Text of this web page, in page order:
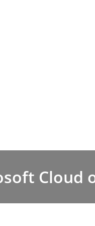
Cloud